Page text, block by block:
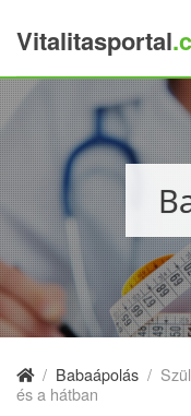
Vitalitasportal
/ Babaápolás /
és a hátban
×